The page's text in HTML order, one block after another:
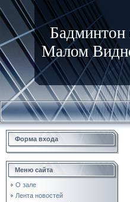
Бадминтон
Малом
Форма входа
Меню сайта
О зале
Лента новостей